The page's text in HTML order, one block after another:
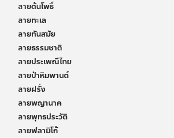
ลายต้นโพธิ์
ลายทะเล
ลายทันสมัย
ลายธรรมชาติ
ลายประเพณีไทย
ลายป่าหิมพานต์
ลายฝรั่ง
ลายพญานาค
ลายพุทธประวัติ
ลายฟลามิโก้